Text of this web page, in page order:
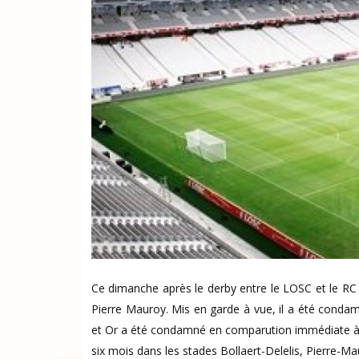
Ce dimanche après le derby entre le LOSC et le
Pierre Mauroy. Mis en garde à vue, il a été
et Or a été condamné en comparution immédiate
six mois dans les stades Bollaert-Delelis, Pierre-